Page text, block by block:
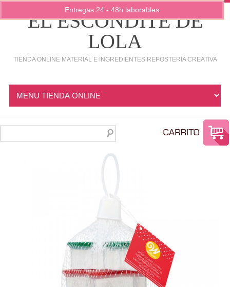
EL ESCONDITE DE
LOLA
TIENDA ONLINE MATERIAL E INGREDIENTES REPOSTERIA CREATIVA
Entregas 24 - 48h laborables